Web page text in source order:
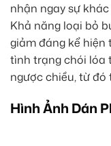
nhận ngay sự
Khả năng loại bỏ
giảm đáng kể
tình trạng chói lóa
ngược chiều, từ
Hình Ảnh Dán